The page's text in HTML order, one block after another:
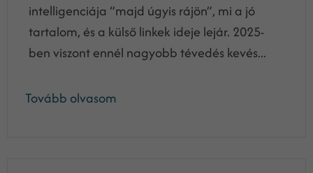
intelligenciája “majd úgyis rájön”, mi a jó
tartalom, és a külső linkek ideje lejár. 2025-
ben viszont ennél nagyobb tévedés kevés...
Tovább olvasom